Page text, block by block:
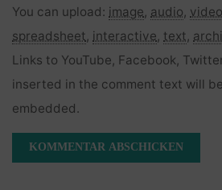
You can upload: image, audio, video
spreadsheet, interactive, text,
Links to YouTube, Facebook,
inserted in the comment text will
embedded.